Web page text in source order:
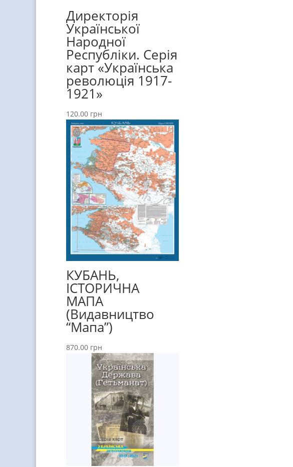
Директорія
Української
Народної
Республіки. Серія
карт «Українська
революція 1917-
1921»
120.00 грн
КУБАНЬ,
ІСТОРИЧНА
МАПА
(Видавництво
“Мапа”)
870.00 грн